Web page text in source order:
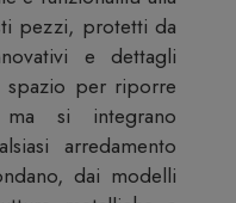
pezzi, protetti da
e dettagli
spazio per riporre
si integrano
arredamento
dai modelli